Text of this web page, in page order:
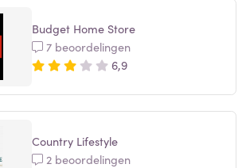
Budget Home Store
7 beoordelingen
6,9
Country Lifestyle
2 beoordelingen